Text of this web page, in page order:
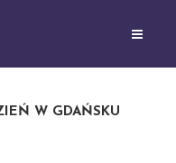
W GDAŃSKU